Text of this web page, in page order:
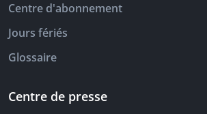
Centre d'abonnement
Jours fériés
Glossaire
Centre de presse